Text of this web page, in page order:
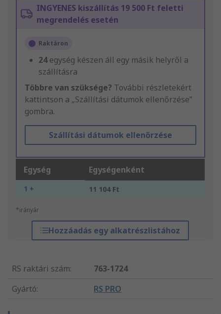
INGYENES kiszállítás 19 500 Ft feletti
megrendelés esetén
Raktáron
24egység készen áll egy másik helyről a
szállításra
Többre van szüksége? További részletekért
kattintson a „Szállítási dátumok ellenőrzése”
gombra.
Szállítási dátumok ellenőrzése
Egység Egységenként
1 + 11 104 Ft
*irányár
Hozzáadás egy alkatrészlistához
RS raktári szám:
763-1724
Gyártó: RS PRO